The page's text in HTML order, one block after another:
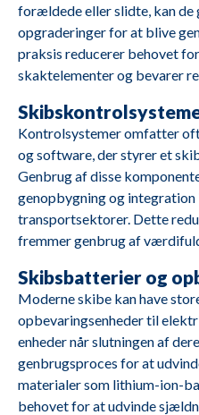
M2684 Yanmar
M2683 Hatz
M2682 Volvo
M2681 Volvo
M2680
forældede eller slidte, kan de
opgraderinger for at blive
praksis reducerer behovet
skaktelementer og bevarer
Kontrolsystemer omfatter
og software, der styrer et
Genbrug af disse
genopbygning og integration
transportsektorer. Dette
fremmer genbrug af
Skibsbatterier og
Moderne skibe kan have
opbevaringsenheder til
enheder når slutningen af
genbrugsproces for at
materialer som lithium-ion-
behovet for at udvinde